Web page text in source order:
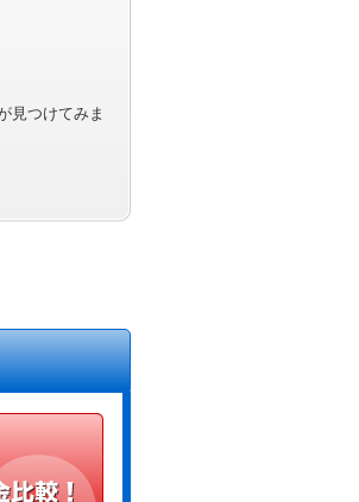
見つけてみま